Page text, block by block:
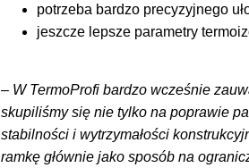
potrzeba bardzo precyzyjnego
jeszcze lepsze parametry
– W TermoProfi bardzo wcześnie
skupiliśmy się nie tylko na poprawie
stabilności i wytrzymałości
ramkę głównie jako sposób na